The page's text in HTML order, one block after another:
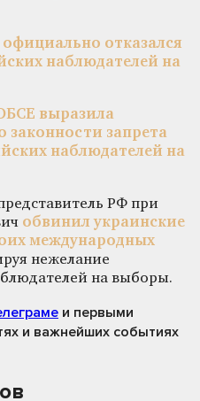
отказался
наблюдателей на
выразила
законности запрета
наблюдателей на
РФ при
обвинил украинские
международных
нежелание
на выборы.
и первыми
и важнейших событиях